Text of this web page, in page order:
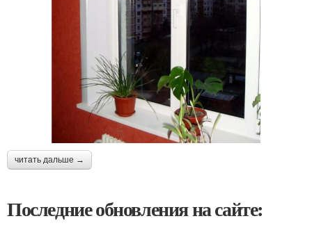
читать дальше →
Последние обновления на сайте: